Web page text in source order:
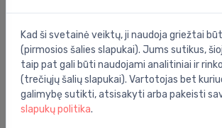
Kad ši svetainė veiktų, ji naudoja griežtai
(pirmosios šalies slapukai). Jums sutikus,
taip pat gali būti naudojami analitiniai ir
(trečiųjų šalių slapukai). Vartotojas bet
galimybę sutikti, atsisakyti arba pakeisti
slapukų politika.